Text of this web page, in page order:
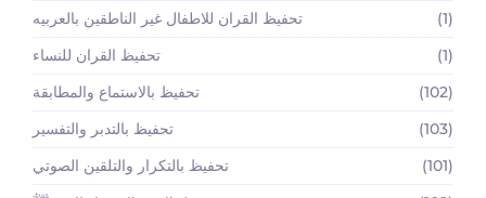
تحفيظ القران للاطفال غير الناطقين بالعربيه
(1)
تحفيظ القران للنساء
(1)
تحفيظ بالاستماع والمطابقة
(102)
تحفيظ بالتدبر والتفسير
(103)
تحفيظ بالتكرار والتلقين الصوتي
(101)